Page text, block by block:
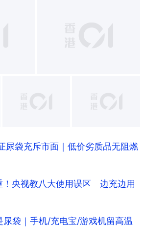
+2
尿袋充斥市面｜低价劣质品无阻燃
！央视教八大使用误区 边充边用
尿袋｜手机/充电宝/游戏机留高温